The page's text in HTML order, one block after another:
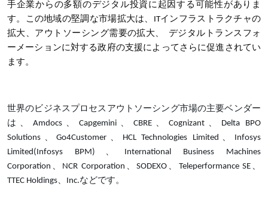
手企業からの多額のデジタル投資に起因する可能性がありま
す。この地域の堅調な市場拡大は、ITインフラストラクチャの
拡大、アウトソーシング需要の拡大、
デジタルトランスフォ
ーメーションに対する政府の支援によってさらに促進されてい
ます。
世界のビジネスプロセスアウトソーシング市場の主要ベンダー
は、Amdocs、Capgemini、CBRE、Cognizant、Delta BPO
Solutions、Go4Customer、HCL Technologies Limited、Infosys
Limited(Infosys BPM)、International Business Machines
Corporation、NCR Corporation、SODEXO、Teleperformance SE、
TTEC Holdings、Inc.などです。